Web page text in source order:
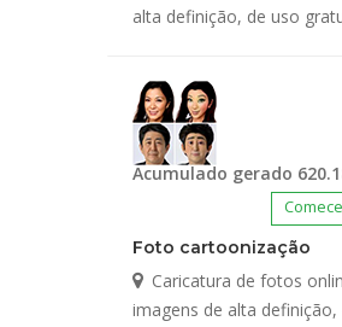
alta definição, de uso
Acumulado gerado
Foto cartoonização
Caricatura de fotos
imagens de alta definição,